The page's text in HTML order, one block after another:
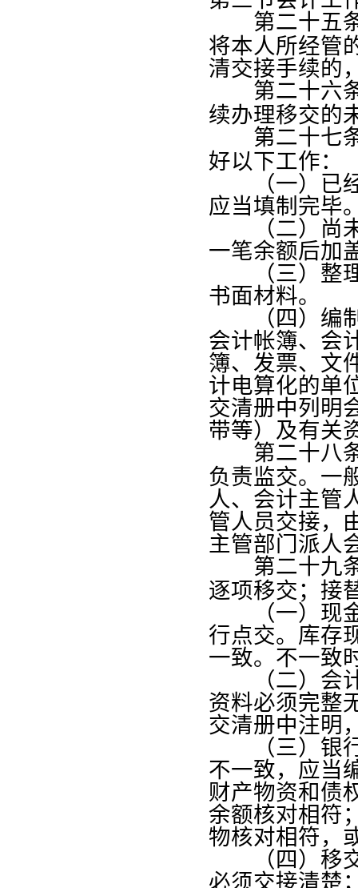
第二十五
将本人所经管
清交接手续的
第二十六
续办理移交的
第二十七
好以下工作：
（一）已经
应当填制完毕
（二）尚未
一笔余额后加
（三）整理
书面材料。
（四）编制
会计帐簿、会
簿、发票、文
计电算化的单
交清册中列明
带等）及有关
第二十八
负责监交。一
人、会计主管
管人员交接，
主管部门派人
第二十九
逐项移交；接
（一）现金
行点交。库存
一致。不一致
（二）会计
资料必须完整
交清册中注明
（三）银行
不一致，应当
财产物资和债
余额核对相符
物核对相符，
（四）移交
必须交接清楚